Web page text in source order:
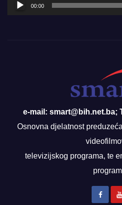
00:00
e-mail: smart@bih.net.ba;
Osnovna djelatnost
televizijskog programa, te